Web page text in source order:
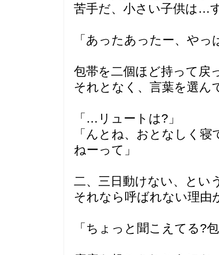
苦手だ、小さい子供は…
「あったあったー、や
包帯を二個ほど持って戻
それとなく、言葉を選ん
「…リュートは?」
「んとね、おとなしく
ねーって」
二、三日動けない、とい
それなら呼ばれない理由
「ちょっと聞こえてる?